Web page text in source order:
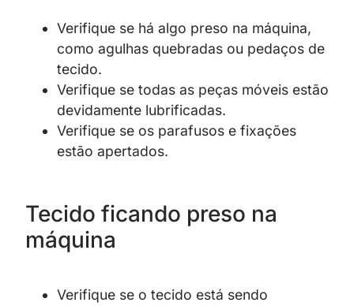
Verifique se há algo preso na máquina,
como agulhas quebradas ou pedaços de
tecido.
Verifique se todas as peças móveis estão
devidamente lubrificadas.
Verifique se os parafusos e fixações
estão apertados.
Tecido ficando preso na
máquina
Verifique se o tecido está sendo